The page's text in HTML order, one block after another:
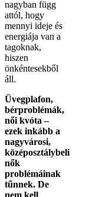
nagyban függ
attól, hogy
mennyi ideje és
energiája van a
tagoknak,
hiszen
önkéntesekből
áll.
Üvegplafon,
bérproblémák,
női kvóta –
ezek inkább a
nagyvárosi,
középosztálybeli
nők
problémáinak
tűnnek. De
nem kell